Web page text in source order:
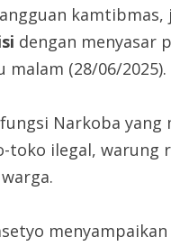
kamtibmas,
dengan menyasar
(28/06/2025).
Narkoba
ilegal, warung